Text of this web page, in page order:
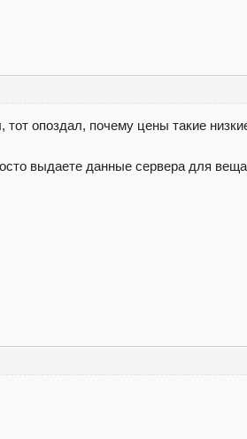
тот опоздал, почему цены такие
выдаете данные сервера для